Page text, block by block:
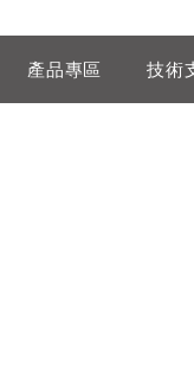
產品專區 技術